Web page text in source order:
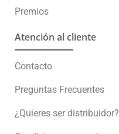
Premios
Atención al cliente
Contacto
Preguntas Frecuentes
¿Quieres ser distribuidor?